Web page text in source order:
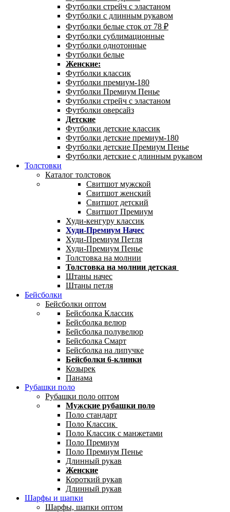
Футболки стрейч с эластаном
Футболки с длинным рукавом
Футболки белые сток от 78 ₽
Футболки сублимационные
Футболки однотонные
Футболки белые
Женские:
Футболки классик
Футболки премиум-180
Футболки Премиум Пенье
Футболки стрейч с эластаном
Футболки оверсайз
Детские
Футболки детские классик
Футболки детские премиум-180
Футболки детские Премиум Пенье
Футболки детские с длинным рукавом
Толстовки
Каталог толстовок
Свитшот мужской
Свитшот женский
Свитшот детский
Свитшот Премиум
Худи-кенгуру классик
Худи-Премиум Начес
Худи-Премиум Петля
Худи-Премиум Пенье
Толстовка на молнии
Толстовка на молнии детская
Штаны начес
Штаны петля
Бейсболки
Бейсболки оптом
Бейсболка Классик
Бейсболка велюр
Бейсболка полувелюр
Бейсболка Смарт
Бейсболка на липучке
Бейсболки 6-клинки
Козырек
Панама
Рубашки поло
Рубашки поло оптом
Мужские рубашки поло
Поло стандарт
Поло Классик
Поло Классик с манжетами
Поло Премиум
Поло Премиум Пенье
Длинный рукав
Женские
Короткий рукав
Длинный рукав
Шарфы и шапки
Шарфы, шапки оптом